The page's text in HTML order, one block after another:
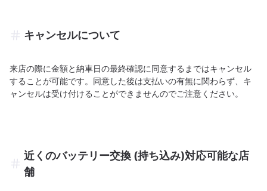
キャンセルについて
来店の際に金額と納車日の最終確認に同意するまではキャンセル
することが可能です。同意した後は支払いの有無に関わらず、キ
ャンセルは受け付けることができませんのでご注意ください。
近くのバッテリー交換 (持ち込み)対応可能な店
舗